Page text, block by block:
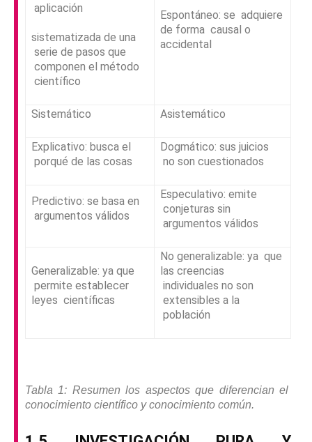
aplicación
sistematizada de una
serie de pasos que
componen el método
científico
Espontáneo: se adquiere
de forma causal o
accidental
Sistemático Asistemático
Explicativo: busca el
porqué de las cosas
Dogmático: sus juicios
no son cuestionados
Predictivo: se basa en
argumentos válidos
Especulativo: emite
conjeturas sin
argumentos válidos
Generalizable: ya que
permite establecer
leyes científicas
No generalizable: ya que
las creencias
individuales no son
extensibles a la
población
Tabla 1: Resumen los aspectos que diferencian el
conocimiento científico y conocimiento común.